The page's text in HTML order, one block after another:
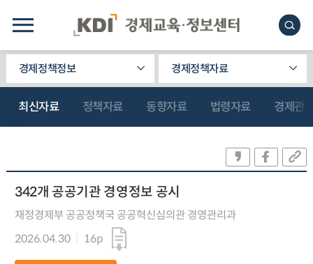
경제정책정보 경제정책자료
최신자료 정책자료 동향자료 법령자료 경제관
342개 공공기관 경영정보 공시
재정경제부 공공정책국 공공혁신심의관 경영관리과
2026.04.30
16p